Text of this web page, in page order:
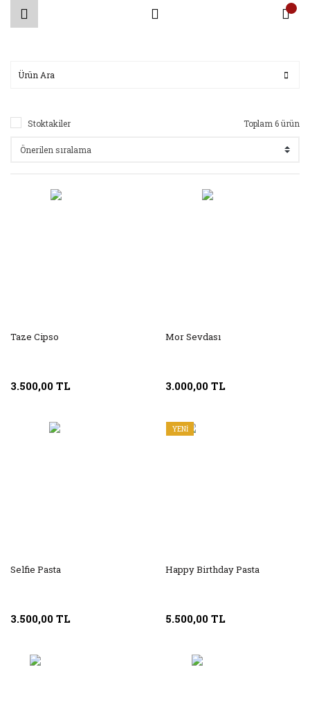
Stoktakiler Toplam 6 ürün
Taze Cipso
3.500,00 TL
Mor Sevdası
3.000,00 TL
Selfie Pasta
3.500,00 TL
YENİ
Happy Birthday Pasta
5.500,00 TL